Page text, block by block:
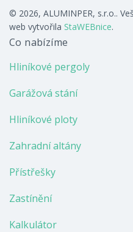
© 2026, ALUMINPER, s.r.o..
web vytvořila StaWEBnice.
Co nabízíme
Hliníkové pergoly
Garážová stání
Hliníkové ploty
Zahradní altány
Přístřešky
Zastínění
Kalkulátor